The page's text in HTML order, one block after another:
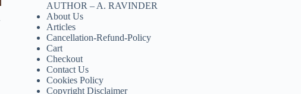
AUTHOR – A. RAVINDER
About Us
Articles
Cancellation-Refund-Policy
Cart
Checkout
Contact Us
Cookies Policy
Copyright Disclaimer